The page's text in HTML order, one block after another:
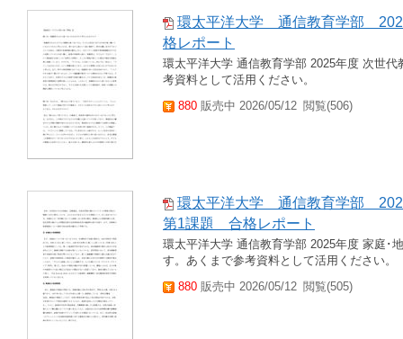
環太平洋大学 通信教育学部
格レポート
環太平洋大学 通信教育学部 2025年度 次世
考資料として活用ください。
880 販売中 2026/05/12 閲覧(506)
環太平洋大学 通信教育学部
第1課題 合格レポート
環太平洋大学 通信教育学部 2025年度 家庭･
す。あくまで参考資料として活用ください。
880 販売中 2026/05/12 閲覧(505)